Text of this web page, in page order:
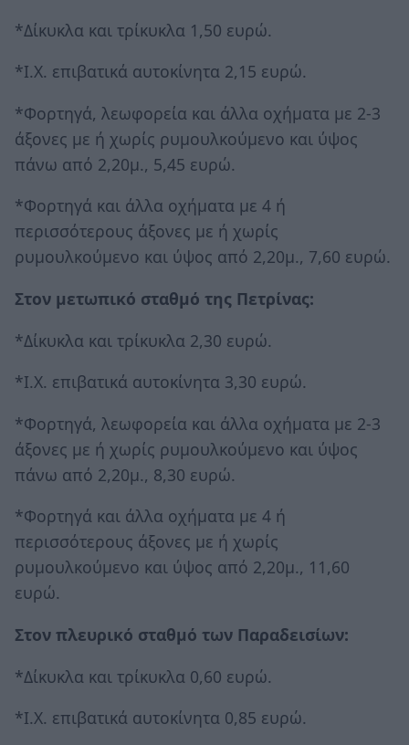
*Δίκυκλα και τρίκυκλα 1,50 ευρώ.
*Ι.Χ. επιβατικά αυτοκίνητα 2,15 ευρώ.
*Φορτηγά, λεωφορεία και άλλα οχήματα με 2-3
άξονες με ή χωρίς ρυμουλκούμενο και ύψος
πάνω από 2,20μ., 5,45 ευρώ.
*Φορτηγά και άλλα οχήματα με 4 ή
περισσότερους άξονες με ή χωρίς
ρυμουλκούμενο και ύψος από 2,20μ., 7,60 ευρώ.
Στον μετωπικό σταθμό της Πετρίνας:
*Δίκυκλα και τρίκυκλα 2,30 ευρώ.
*Ι.Χ. επιβατικά αυτοκίνητα 3,30 ευρώ.
*Φορτηγά, λεωφορεία και άλλα οχήματα με 2-3
άξονες με ή χωρίς ρυμουλκούμενο και ύψος
πάνω από 2,20μ., 8,30 ευρώ.
*Φορτηγά και άλλα οχήματα με 4 ή
περισσότερους άξονες με ή χωρίς
ρυμουλκούμενο και ύψος από 2,20μ., 11,60
ευρώ.
Στον πλευρικό σταθμό των Παραδεισίων:
*Δίκυκλα και τρίκυκλα 0,60 ευρώ.
*Ι.Χ. επιβατικά αυτοκίνητα 0,85 ευρώ.